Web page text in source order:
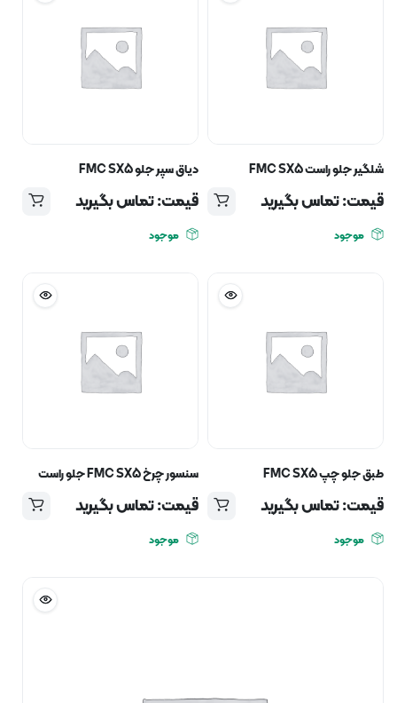
شلگیر جلو راست FMC SX5
قیمت: تماس بگیرید
موجود
دیاق سپر جلو FMC SX5
قیمت: تماس بگیرید
موجود
طبق جلو چپ FMC SX5
قیمت: تماس بگیرید
موجود
سنسور چرخ FMC SX5 جلو راست
قیمت: تماس بگیرید
موجود